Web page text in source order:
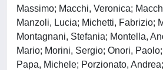
Massimo; Macchi, Veronica;
Manzoli, Lucia; Michetti, Fabrizio;
Montagnani, Stefania; Montella,
Mario; Morini, Sergio; Onori,
Papa, Michele; Porzionato,